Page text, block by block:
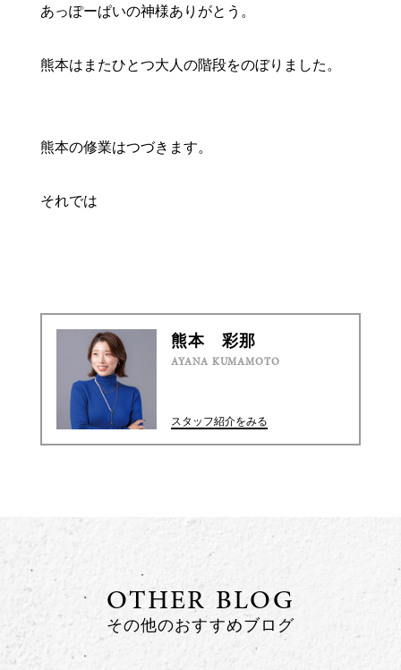
あっぽーぱいの神様ありがとう。
熊本はまたひとつ大人の階段をのぼりました。
熊本の修業はつづきます。
それでは
熊本 彩那
AYANA KUMAMOTO
スタッフ紹介をみる
OTHER BLOG
その他のおすすめブログ